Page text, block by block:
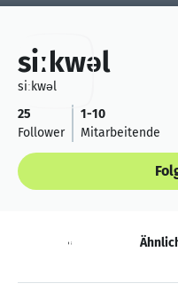
siːkwəl
siːkwəl
25
Follower
1-10
Mitarbeitende
Neuigkeiten